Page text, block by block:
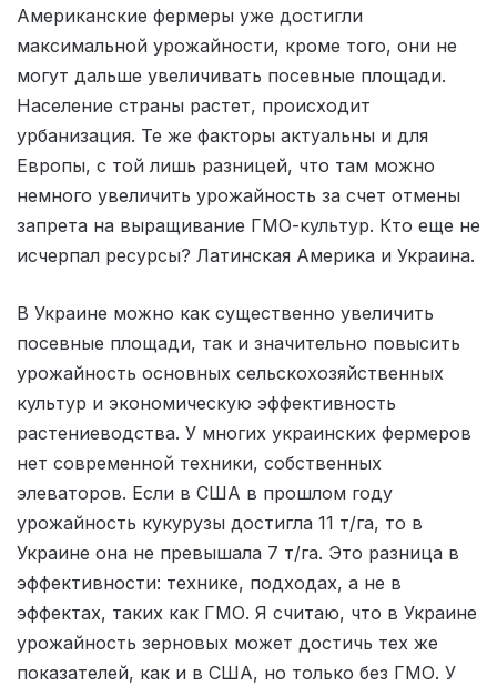
Американские фермеры уже достигли
максимальной урожайности, кроме того, они не
могут дальше увеличивать посевные площади.
Население страны растет, происходит
урбанизация. Те же факторы актуальны и для
Европы, с той лишь разницей, что там можно
немного увеличить урожайность за счет отмены
запрета на выращивание ГМО-культур. Кто еще не
исчерпал ресурсы? Латинская Америка и Украина.
В Украине можно как существенно увеличить
посевные площади, так и значительно повысить
урожайность основных сельскохозяйственных
культур и экономическую эффективность
растениеводства. У многих украинских фермеров
нет современной техники, собственных
элеваторов. Если в США в прошлом году
урожайность кукурузы достигла 11 т/га, то в
Украине она не превышала 7 т/га. Это разница в
эффективности: технике, подходах, а не в
эффектах, таких как ГМО. Я считаю, что в Украине
урожайность зерновых может достичь тех же
показателей, как и в США, но только без ГМО. У